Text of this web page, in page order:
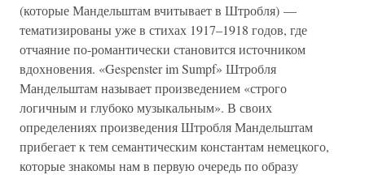
(которые Мандельштам вчитывает в Штробля) —
тематизированы уже в стихах 1917–1918 годов, где
отчаяние по-романтически становится источником
вдохновения. «Gespenster im Sumpf» Штробля
Мандельштам называет произведением «строго
логичным и глубоко музыкальным». В своих
определениях произведения Штробля Мандельштам
прибегает к тем семантическим константам немецкого,
которые знакомы нам в первую очередь по образу